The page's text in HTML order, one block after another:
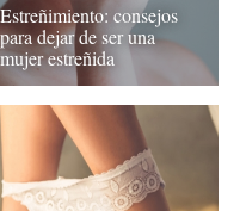
Estreñimiento: consejos
para dejar de ser una
mujer estreñida